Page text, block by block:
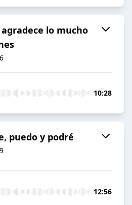
agradece lo mucho
10:28
puedo y podré
12:56